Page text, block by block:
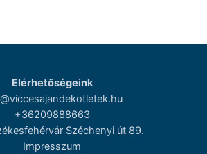
Elérhetőségeink
+36209888663
Széchenyi út 89.
Impresszum